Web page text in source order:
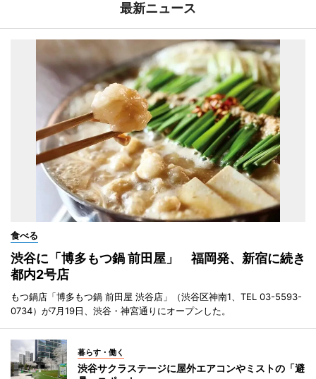
最新ニュース
食べる
渋谷に「博多もつ鍋 前田屋」 福岡発、新宿に続き
都内2号店
もつ鍋店「博多もつ鍋 前田屋 渋谷店」（渋谷区神南1、TEL 03-5593-
0734）が7月19日、渋谷・神宮通りにオープンした。
暮らす・働く
渋谷サクラステージに屋外エアコンやミストの「避